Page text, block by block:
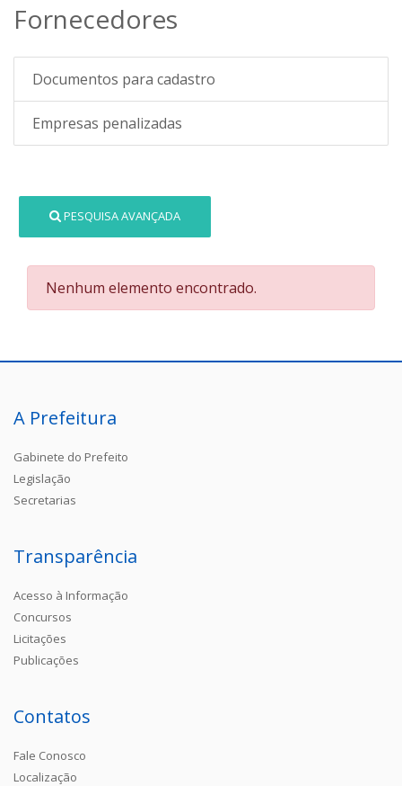
Fornecedores
Documentos para cadastro
Empresas penalizadas
PESQUISA AVANÇADA
Nenhum elemento encontrado.
A Prefeitura
Gabinete do Prefeito
Legislação
Secretarias
Transparência
Acesso à Informação
Concursos
Licitações
Publicações
Contatos
Fale Conosco
Localização